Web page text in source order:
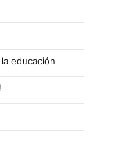
educación